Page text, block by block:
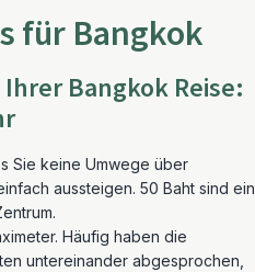
für Bangkok
Bangkok Reise:
Sie keine Umwege über
aussteigen. 50 Baht sind ein
Häufig haben die
untereinander abgesprochen,